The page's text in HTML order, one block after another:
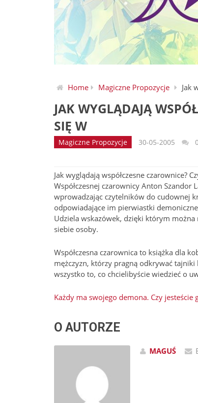
Home Magiczne Propozycje Jak
JAK WYGLĄDAJĄ
SIĘ W
Magiczne Propozycje 30-05-2005
Jak wyglądają współczesne czarownice?
Współczesnej czarownicy Anton Szandor
wprowadzając czytelników do cudownej
odpowiadające im pierwiastki
Udziela wskazówek, dzięki którym
siebie osoby.
Współczesna czarownica to książka dla
mężczyzn, którzy pragną odkrywać
wszystko to, co chcielibyście wiedzieć o
Każdy ma swojego demona. Czy jesteście
O AUTORZE
MAGUŚ